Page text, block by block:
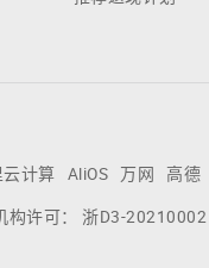
云计算 AliOS 万网 高德
构许可： 浙D3-20210002